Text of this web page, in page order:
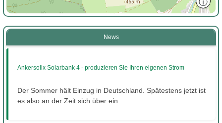
News
Ankersolix Solarbank 4 - produzieren Sie Ihren eigenen Strom
Der Sommer hält Einzug in Deutschland. Spätestens jetzt ist
es also an der Zeit sich über ein...